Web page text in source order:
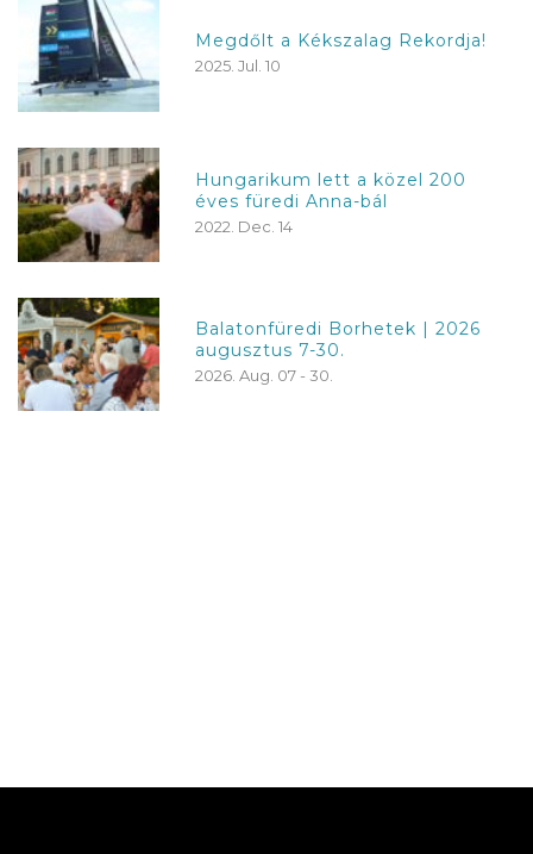
Megdőlt a Kékszalag Rekordja!
2025. Jul. 10
Hungarikum lett a közel 200
éves füredi Anna-bál
2022. Dec. 14
Balatonfüredi Borhetek | 2026
augusztus 7-30.
2026. Aug. 07 - 30.